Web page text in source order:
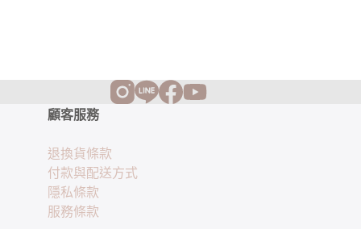
顧客服務
退換貨條款
付款與配送方式
隱私條款
服務條款